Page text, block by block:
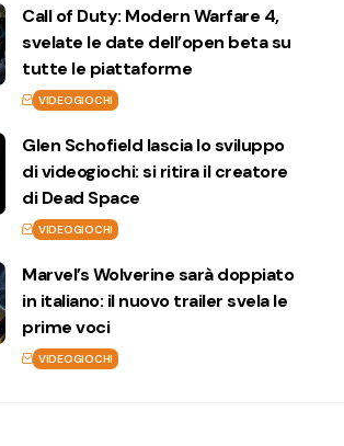
Call of Duty: Modern Warfare 4,
svelate le date dell’open beta su
tutte le piattaforme
VIDEOGIOCHI
Glen Schofield lascia lo sviluppo
di videogiochi: si ritira il creatore
di Dead Space
VIDEOGIOCHI
Marvel’s Wolverine sarà doppiato
in italiano: il nuovo trailer svela le
prime voci
VIDEOGIOCHI